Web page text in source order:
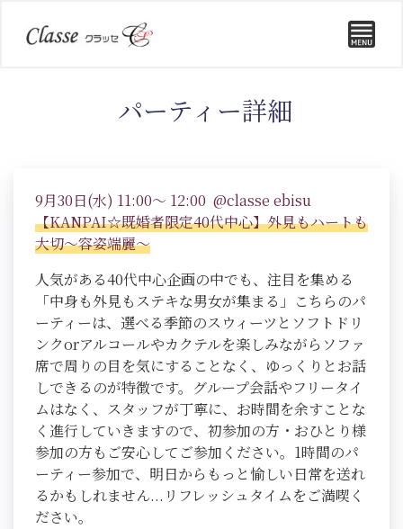
パーティー詳細
9月30日(水) 11:00～ 12:00 @classe ebisu
【KANPAI☆既婚者限定40代中心】外見もハートも
大切～容姿端麗～
人気がある40代中心企画の中でも、注目を集める
「中身も外見もステキな男女が集まる」こちらのパ
ーティーは、選べる季節のスウィーツとソフトドリ
ンクorアルコールやカクテルを楽しみながらソファ
席で周りの目を気にすることなく、ゆっくりとお話
しできるのが特徴です。グループ会話やフリータイ
ムはなく、スタッフが丁寧に、お時間を余すことな
く進行していきますので、初参加の方・おひとり様
参加の方もご安心してご参加ください。1時間のパ
ーティー参加で、明日からもっと愉しい日常を送れ
るかもしれません...リフレッシュタイムをご満喫く
ださい。